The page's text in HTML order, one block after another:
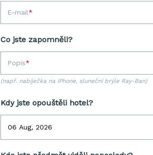
E-mail
Co jste zapomněli?
Popis
(např. nabíječka na iPhone, sluneční brýle Ray-Ban)
Kdy jste opouštěli hotel?